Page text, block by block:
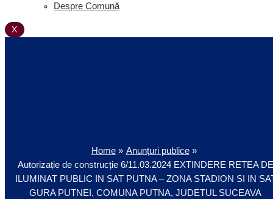
Despre Comună
X
Home
Anunțuri publice
Autorizație de construcție 6/11.03.2024 EXTINDERE RETEA DE
ILUMINAT PUBLIC IN SAT PUTNA – ZONA STADION SI IN
GURA PUTNEI, COMUNA PUTNA, JUDETUL SUCEAVA